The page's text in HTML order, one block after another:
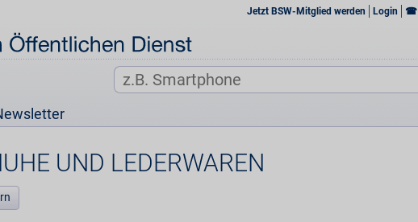
Jetzt BSW-Mitglied werden Login ☎
UND LEDERWAREN